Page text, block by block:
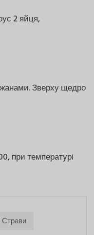
2 яйця,
Зверху щедро
при температурі
Страви